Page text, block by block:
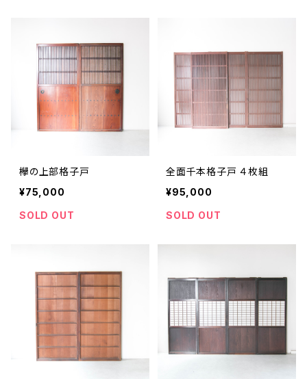
欅の上部格子戸
¥75,000
SOLD OUT
全面千本格子戸 ４枚組
¥95,000
SOLD OUT